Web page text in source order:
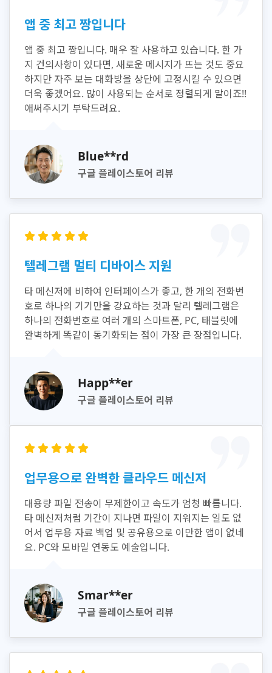
앱 중 최고 짱입니다
앱 중 최고 짱입니다. 매우 잘 사용하고 있습니다. 한 가
지 건의사항이 있다면, 새로운 메시지가 뜨는 것도 중요
하지만 자주 보는 대화방을 상단에 고정시킬 수 있으면
더욱 좋겠어요. 많이 사용되는 순서로 정렬되게 말이죠!!
애써주시기 부탁드려요.
Blue**rd
구글 플레이스토어 리뷰
텔레그램 멀티 디바이스 지원
타 메신저에 비하여 인터페이스가 좋고, 한 개의 전화번
호로 하나의 기기만을 강요하는 것과 달리 텔레그램은
하나의 전화번호로 여러 개의 스마트폰, PC, 태블릿에
완벽하게 똑같이 동기화되는 점이 가장 큰 장점입니다.
Happ**er
구글 플레이스토어 리뷰
업무용으로 완벽한 클라우드 메신저
대용량 파일 전송이 무제한이고 속도가 엄청 빠릅니다.
타 메신저처럼 기간이 지나면 파일이 지워지는 일도 없
어서 업무용 자료 백업 및 공유용으로 이만한 앱이 없네
요. PC와 모바일 연동도 예술입니다.
Smar**er
구글 플레이스토어 리뷰